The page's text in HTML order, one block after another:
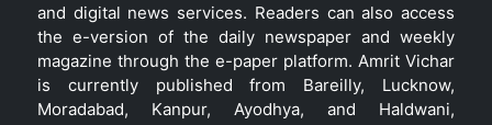
and digital news services. Readers can also access
the e-version of the daily newspaper and weekly
magazine through the e-paper platform. Amrit Vichar
is currently published from Bareilly, Lucknow,
Moradabad, Kanpur, Ayodhya, and Haldwani,